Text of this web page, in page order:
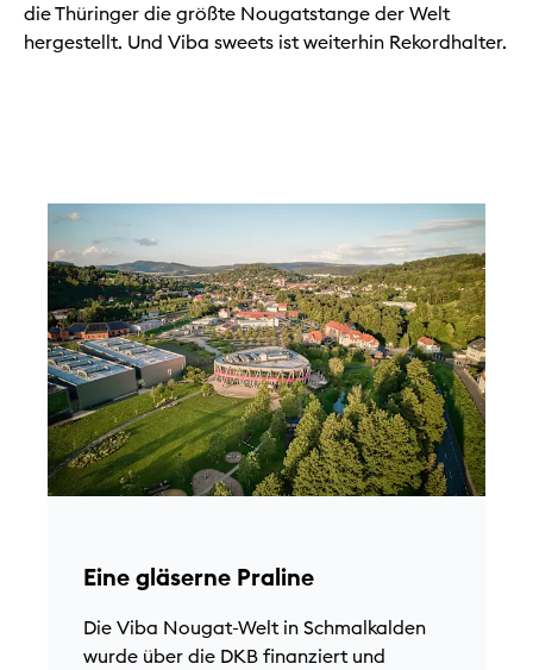
die Thüringer die größte Nougatstange der Welt
hergestellt. Und Viba sweets ist weiterhin Rekordhalter.
Eine gläserne Praline
Die Viba Nougat-Welt in Schmalkalden
wurde über die DKB finanziert und